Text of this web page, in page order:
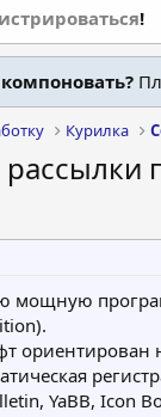
!
Курилка
мощную
ориентирован
YaBB, Icon